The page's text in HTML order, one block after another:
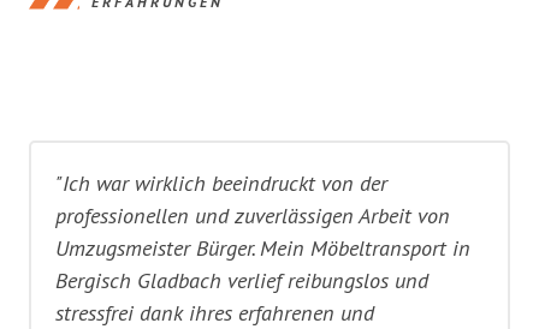
"Ich war wirklich beeindruckt von der
professionellen und zuverlässigen Arbeit von
Umzugsmeister Bürger. Mein Möbeltransport in
Bergisch Gladbach verlief reibungslos und
stressfrei dank ihres erfahrenen und